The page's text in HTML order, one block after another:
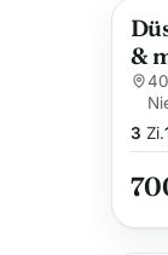
&
3 Zi.